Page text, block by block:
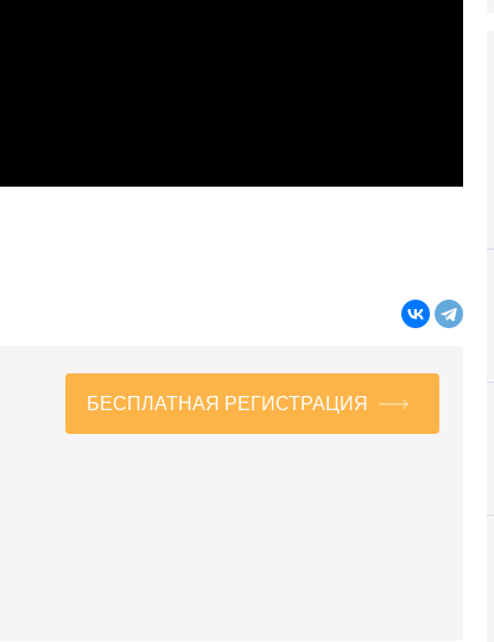
БЕСПЛАТНАЯ РЕГИСТРАЦИЯ